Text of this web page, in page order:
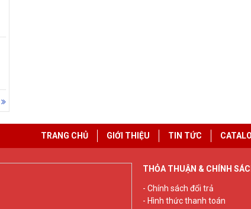
TRANG CHỦ GIỚI THIỆU TIN TỨC
THỎA THUẬN & CHÍNH
- Chính sách đổi trả
- Hình thức thanh toán